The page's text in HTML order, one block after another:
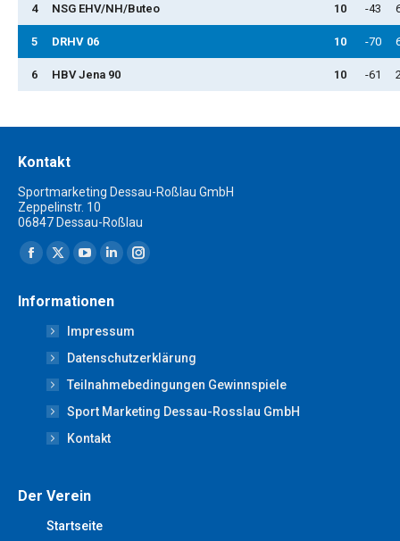
4 NSG EHV/NH/Buteo 10 -43
5 DRHV 06 10 -70
6 HBV Jena 90 10 -61
Kontakt
Sportmarketing Dessau-Roßlau GmbH
Zeppelinstr. 10
06847 Dessau-Roßlau
Finden Sie uns auf:
Facebook
opens
new
window
X
opens
in
new
window
YouTube
opens
in
new
window
Linkedin
opens
in
new
window
Instagram
new
window
Informationen
Impressum
Datenschutzerklärung
Teilnahmebedingungen Gewinnspiele
Sport Marketing Dessau-Rosslau GmbH
Kontakt
Der Verein
Startseite